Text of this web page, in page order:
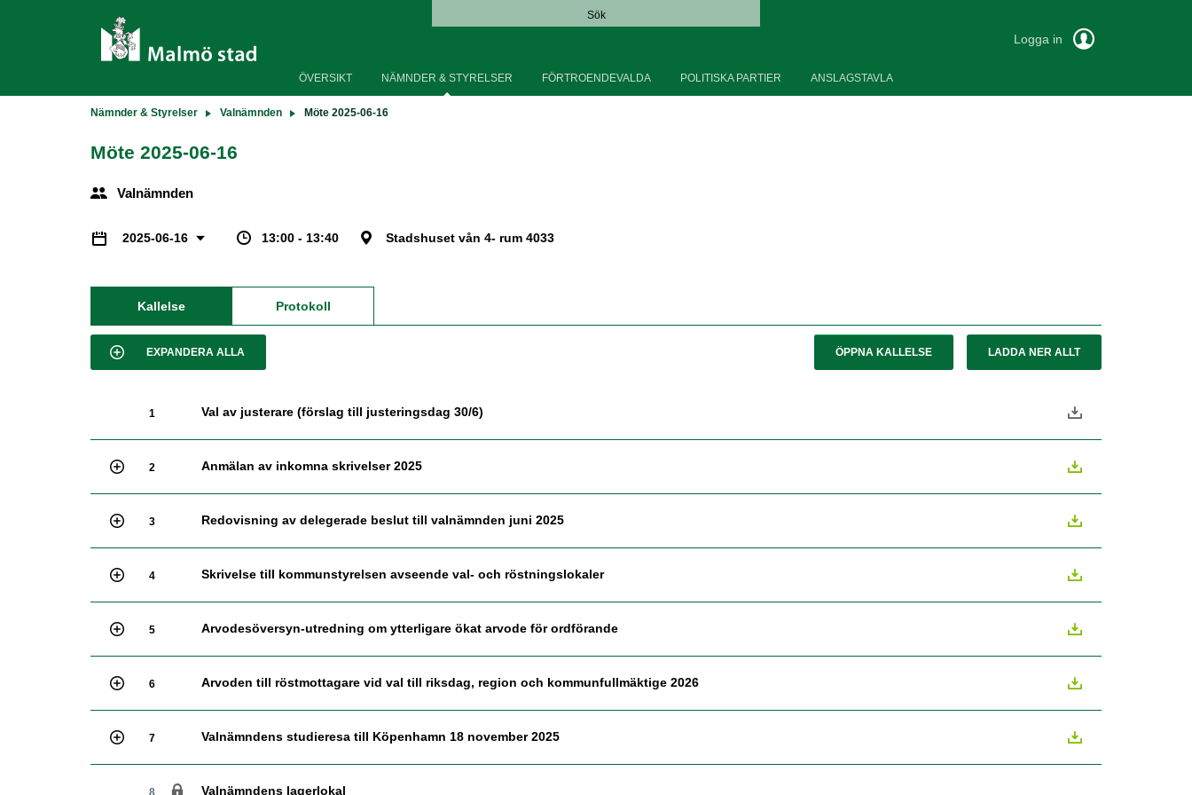
Sök
Logga in
ÖVERSIKT NÄMNDER & STYRELSER FÖRTROENDEVALDA POLITISKA PARTIER ANSLAGSTAVLA
Nämnder & Styrelser Valnämnden Möte 2025-06-16
Möte 2025-06-16
Valnämnden
2025-06-16 13:00 - 13:40 Stadshuset vån 4- rum 4033
Kallelse Protokoll
EXPANDERA ALLA ÖPPNA KALLELSE LADDA NER ALLT
1 Val av justerare (förslag till justeringsdag 30/6)
2 Anmälan av inkomna skrivelser 2025
3 Redovisning av delegerade beslut till valnämnden juni 2025
4 Skrivelse till kommunstyrelsen avseende val- och röstningslokaler
5 Arvodesöversyn-utredning om ytterligare ökat arvode för ordförande
6 Arvoden till röstmottagare vid val till riksdag, region och kommunfullmäktige 2026
7 Valnämndens studieresa till Köpenhamn 18 november 2025
8 Valnämndens lagerlokal